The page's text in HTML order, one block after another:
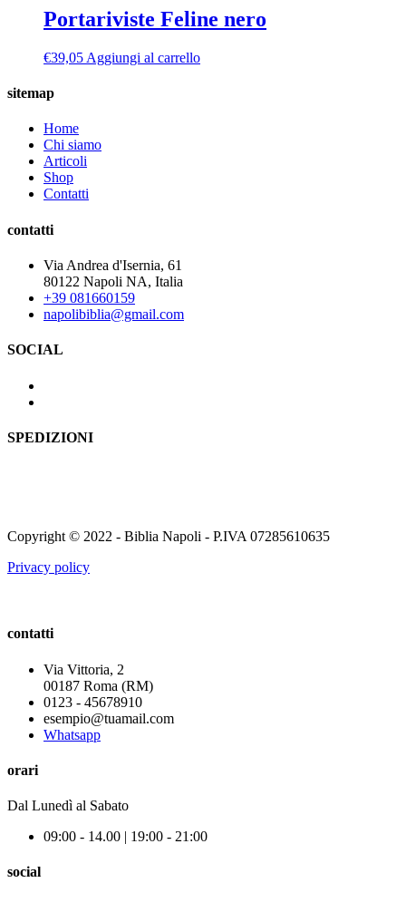
Portariviste Feline nero
€39,05 Aggiungi al carrello
sitemap
Home
Chi siamo
Articoli
Shop
Contatti
contatti
Via Andrea d'Isernia, 61
80122 Napoli NA, Italia
+39 081660159
napolibiblia@gmail.com
SOCIAL
SPEDIZIONI
Copyright © 2022 - Biblia Napoli - P.IVA 07285610635
Privacy policy
contatti
Via Vittoria, 2
00187 Roma (RM)
0123 - 45678910
esempio@tuamail.com
Whatsapp
orari
Dal Lunedì al Sabato
09:00 - 14.00 | 19:00 - 21:00
social